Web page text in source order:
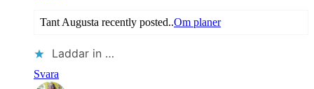
Tant Augusta recently posted..Om planer
Laddar in …
Svara